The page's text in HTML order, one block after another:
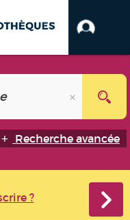
Recherche avancée
?